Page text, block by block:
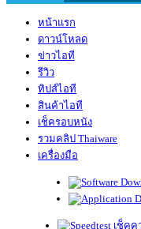
หน้าแรก
ดาวน์โหลด
ข่าวไอที
รีวิว
ทิปส์ไอที
สินค้าไอที
เช็ครอบหนัง
รวมคลิป Thaiware
เครื่องมือ
เช็คค